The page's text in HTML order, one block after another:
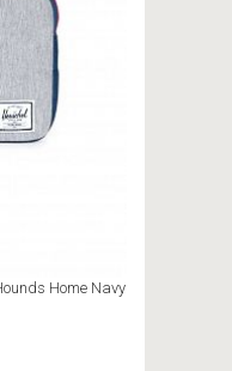
Home Navy